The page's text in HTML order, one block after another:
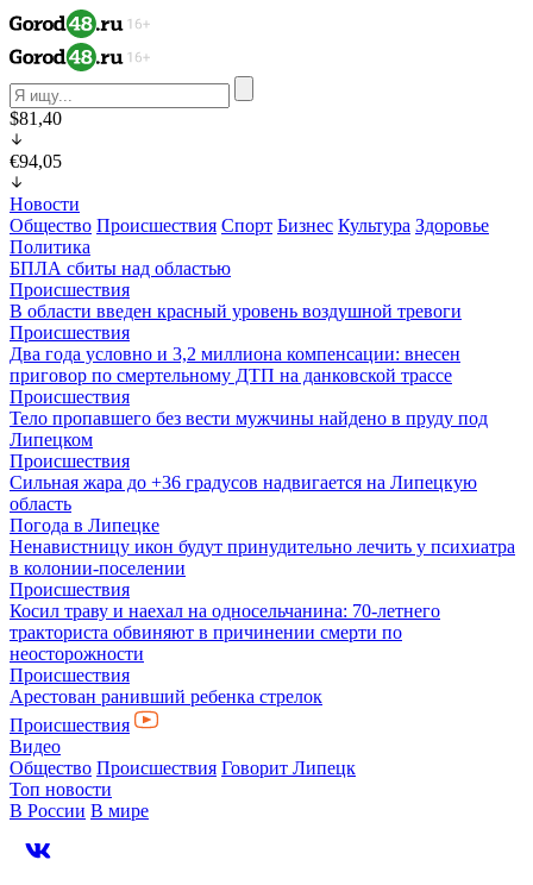
$81,40
€94,05
Новости
Общество Происшествия Спорт Бизнес Культура Здоровье
Политика
БПЛА сбиты над областью
Происшествия
В области введен красный уровень воздушной тревоги
Происшествия
Два года условно и 3,2 миллиона компенсации: внесен
приговор по смертельному ДТП на данковской трассе
Происшествия
Тело пропавшего без вести мужчины найдено в пруду под
Липецком
Происшествия
Сильная жара до +36 градусов надвигается на Липецкую
область
Погода в Липецке
Ненавистницу икон будут принудительно лечить у психиатра
в колонии-поселении
Происшествия
Косил траву и наехал на односельчанина: 70-летнего
тракториста обвиняют в причинении смерти по
неосторожности
Происшествия
Арестован ранивший ребенка стрелок
Происшествия
Видео
Общество Происшествия Говорит Липецк
Топ новости
В России В мире